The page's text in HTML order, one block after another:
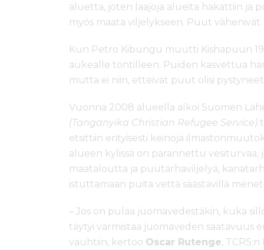
aluetta, joten laajoja alueita hakattiin ja
myös maata viljelykseen. Puut vähenivät.
Kun Petro Kibungu muutti Kishapuun
aukealle tontilleen. Puiden kasvettua
mutta ei niin, etteivät puut olisi
Vuonna 2008 alueella alkoi Suomen
(Tanganyika Christian Refugee Service)
etsittiin erityisesti keinoja
alueen kylissä on parannettu
maataloutta ja puutarhaviljelyä,
istuttamaan puita vettä säästävillä
– Jos on pulaa juomavedestäkin, kuka
täytyi varmistaa juomaveden saatavuus
vauhtiin, kertoo Oscar Rutenge,